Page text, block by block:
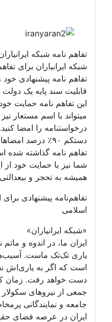
تفاهم نامه شبکه ایرانیاران
شبکه ایرانیاران برای تفاهم
تفاهم نامه پیشنهادی خود را
قابلیت سند پایه یک دولت
این تفاهم نامه حمایت خود
میتواند با اسم مستعار نیز
دستکم ۹۰٪ درصد
تفاهم نامه گذاشته شده است.
شما نیز با حمایت خود از این
همیشه به تحجر و بیعدالتی و
تفاهم‌نامه پیشنهادی برای
اسلامی
«شبکه ایرانیاران»
ایران ما، در اندوه و ماتم
یاری تک‌تک ماست. آسیب‌ها
است که اگر به یاری‌اش
دست خواهد رفت. زمان
جمعی از نیروهای سکولار
جامعه و نمایندگانی
ایران در عرصه فضای حقیقی